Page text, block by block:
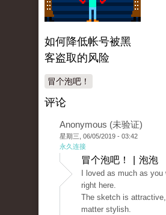
如何降低帐号被黑
客盗取的风险
冒个泡吧！
评论
Anonymous (未验证)
星期三, 06/05/2019 - 03:42
永久连接
冒个泡吧！ | 泡泡
I loved as much as
right here.
The sketch is
matter stylish.